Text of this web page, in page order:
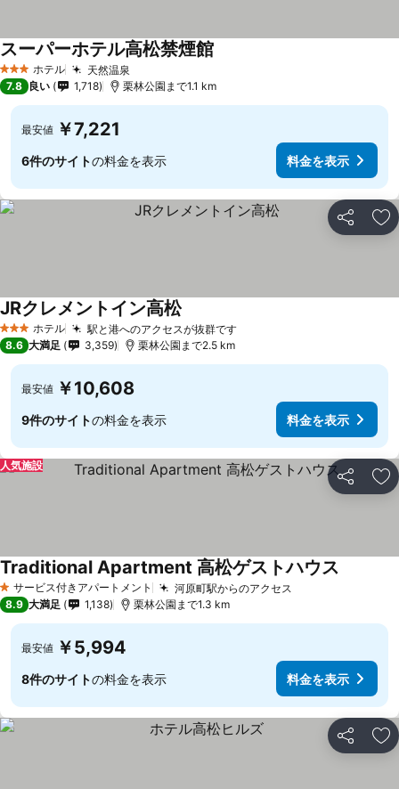
3 ホテルのランク
ホテル 天然温泉料金を表示
スーパーホテル高松禁煙館
7.8 良い 1,718 栗林公園まで1.1 km
最安値 ￥7,221
6件のサイトの料金を表示 料金を表示
シェア お
3 ホテルのランク
ホテル 駅と港へのアクセスが抜群です料金を表示
JRクレメントイン高松
8.6 大満足 3,359 栗林公園まで2.5 km
最安値 ￥10,608
9件のサイトの料金を表示 料金を表示
シェア お
人気施設
1 ホテルのランク
サービス付きアパートメント 河原町駅からのアクセス
Traditional Apartment 高松ゲストハウス
8.9 大満足 1,138 栗林公園まで1.3 km
最安値 ￥5,994
8件のサイトの料金を表示 料金を表示
シェア お